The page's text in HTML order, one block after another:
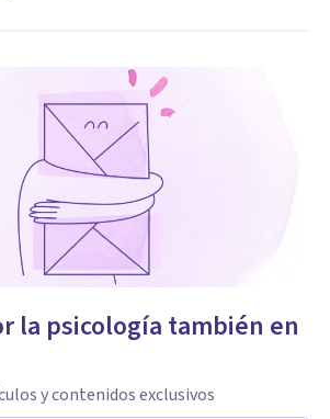
la psicología también en
y contenidos exclusivos